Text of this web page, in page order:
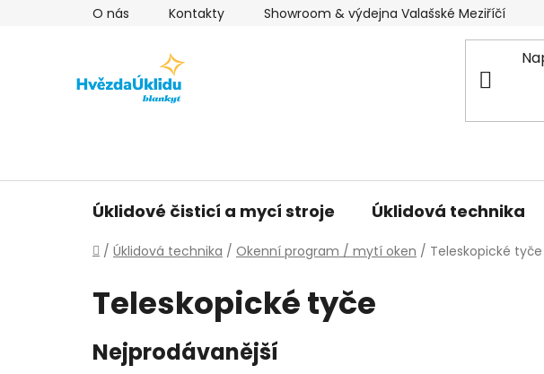
O nás Kontakty Showroom & výdejna Valašské Meziříčí
Úklidové čisticí a mycí stroje Úklidová technika
Domů
/ Úklidová technika / Okenní program / mytí oken / Teleskopické tyče
Teleskopické tyče
Nejprodávanější